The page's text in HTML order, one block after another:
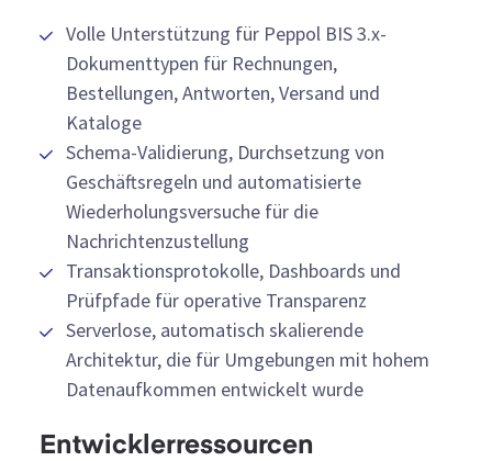
Volle Unterstützung für Peppol BIS 3.x-
Dokumenttypen für Rechnungen,
Bestellungen, Antworten, Versand und
Kataloge
Schema-Validierung, Durchsetzung von
Geschäftsregeln und automatisierte
Wiederholungsversuche für die
Nachrichtenzustellung
Transaktionsprotokolle, Dashboards und
Prüfpfade für operative Transparenz
Serverlose, automatisch skalierende
Architektur, die für Umgebungen mit hohem
Datenaufkommen entwickelt wurde
Entwicklerressourcen